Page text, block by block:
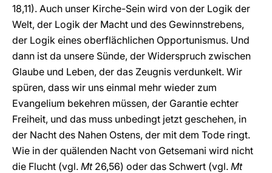
18,11). Auch unser Kirche-Sein wird von der Logik der
Welt, der Logik der Macht und des Gewinnstrebens,
der Logik eines oberflächlichen Opportunismus. Und
dann ist da unsere Sünde, der Widerspruch zwischen
Glaube und Leben, der das Zeugnis verdunkelt. Wir
spüren, dass wir uns einmal mehr wieder zum
Evangelium bekehren müssen, der Garantie echter
Freiheit, und das muss unbedingt jetzt geschehen, in
der Nacht des Nahen Ostens, der mit dem Tode ringt.
Wie in der quälenden Nacht von Getsemani wird nicht
die Flucht (vgl. Mt26,56) oder das Schwert (vgl. Mt